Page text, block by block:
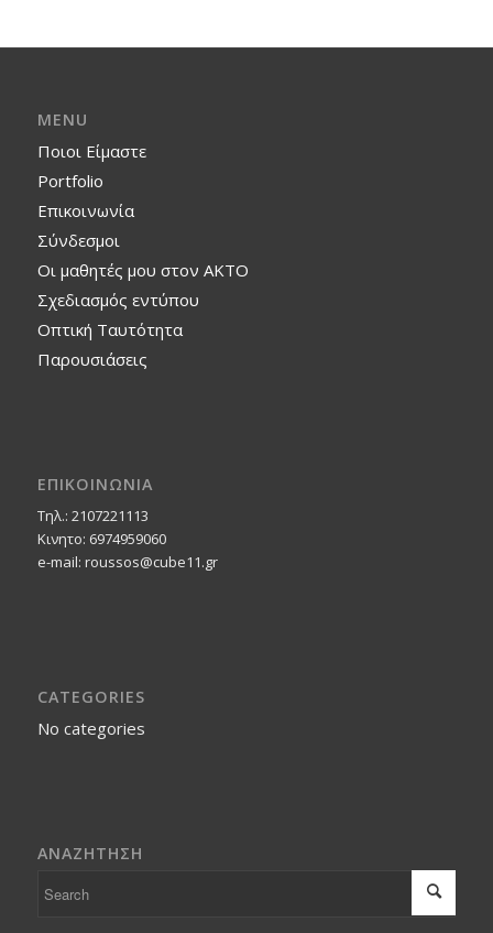
MENU
Ποιοι Είμαστε
Portfolio
Επικοινωνία
Σύνδεσμοι
Οι μαθητές μου στον ΑΚΤΟ
Σχεδιασμός εντύπου
Οπτική Ταυτότητα
Παρουσιάσεις
ΕΠΙΚΟΙΝΩΝΙΑ
Τηλ.: 2107221113
Κινητο: 6974959060
e-mail: roussos@cube11.gr
CATEGORIES
No categories
ΑΝΑΖΗΤΗΣΗ